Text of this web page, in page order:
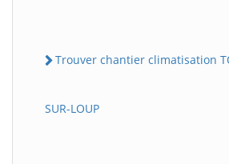
Trouver chantier climatisation
SUR-LOUP